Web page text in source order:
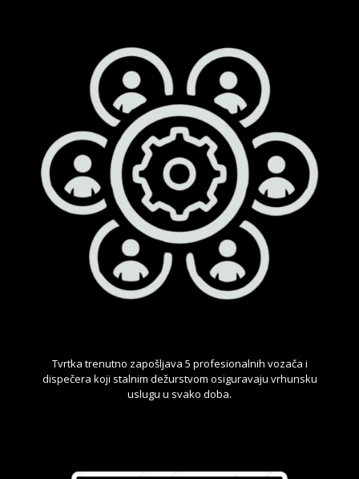
Tvrtka trenutno zapošljava 5 profesionalnih vozača i
dispečera koji stalnim dežurstvom osiguravaju vrhunsku
uslugu u svako doba.